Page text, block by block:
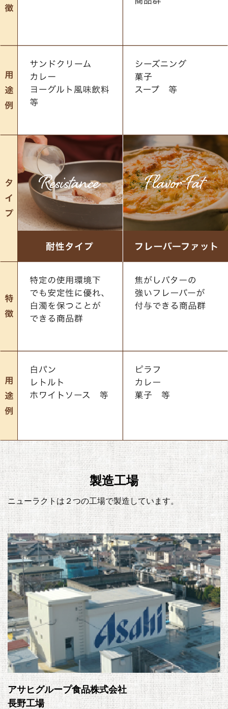
製造工場
ニューラクトは２つの工場で製造しています。
アサヒグループ食品株式会社
長野工場